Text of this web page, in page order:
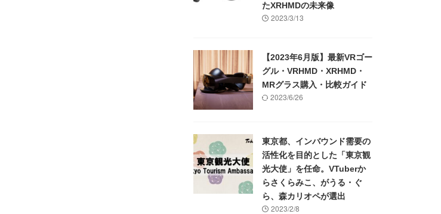
たXRHMDの未来像
2023/3/13
【2023年6月版】最新VRゴー
グル・VRHMD・XRHMD・
MRグラス購入・比較ガイド
2023/6/26
東京都、インバウンド需要の
活性化を目的とした「東京観
光大使」を任命。VTuberか
らさくらみこ、がうる・ぐ
ら、森カリオペが選出
2023/2/8